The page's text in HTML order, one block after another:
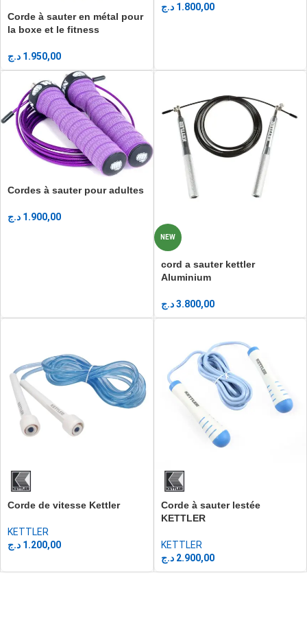
Corde à sauter en métal pour
la boxe et le fitness
1.950,00 د.ج
1.800,00 د.ج
Cordes à sauter pour adultes
1.900,00 د.ج
NEW
cord a sauter kettler
Aluminium
3.800,00 د.ج
Corde de vitesse Kettler
KETTLER
1.200,00 د.ج
Corde à sauter lestée
KETTLER
KETTLER
2.900,00 د.ج